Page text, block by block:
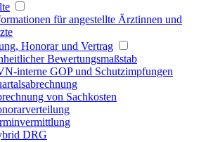
für angestellte Ärztinnen und
Honorar und Vertrag
Bewertungsmaßstab
interne GOP und Schutzimpfungen
von Sachkosten
DRG